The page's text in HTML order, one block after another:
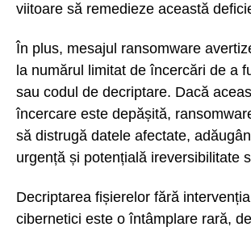
viitoare să remedieze această
În plus, mesajul ransomware
la numărul limitat de încercări de a
sau codul de decriptare. Dacă
încercare este depășită,
să distrugă datele afectate,
urgență și potențială ireversibilitate
Decriptarea fișierelor fără
cibernetici este o întâmplare rară,